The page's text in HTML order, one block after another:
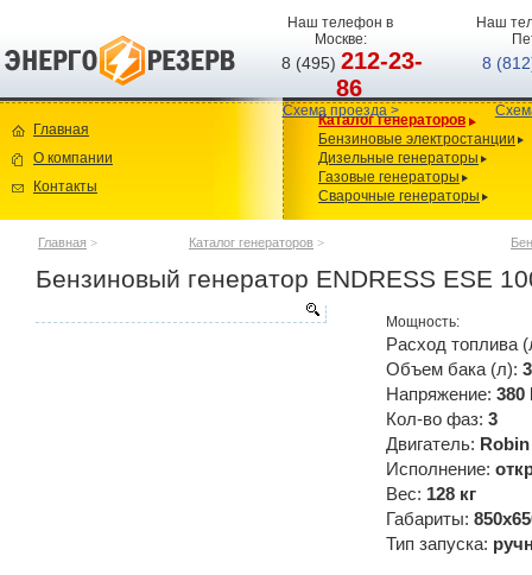
Наш телефон в
Москве:
8 (495)212-23-
86
Схема проезда >
Наш
8
Главная
О компании
Контакты
Каталог генераторов
Бензиновые электростанции
Дизельные генераторы
Газовые генераторы
Сварочные генераторы
Главная > Каталог генераторов >
Бензиновый генератор ENDRESS ESE
Мощность:
Расход топлива
Объем бака (л):
Напряжение: 380
Кол-во фаз: 3
Двигатель:
Исполнение:
Вес: 128 кг
Габариты:
Тип запуска: